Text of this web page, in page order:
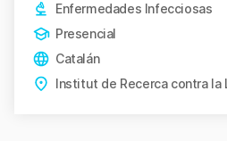
Enfermedades Infecciosas
Presencial
Catalán